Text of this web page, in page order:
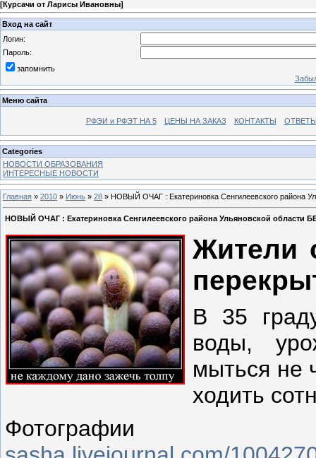
[Курсачи от Ларисы Ивановны]
Вход на сайт
Логин:
Пароль:
запомнить
Меню сайта
РФЭИ и РФЭТ НА 5 ЦЕНЫ НА ЗАКАЗ КОНТАКТЫ
Categories
НОВОСТИ ОБРАЗОВАНИЯ
ИНТЕРЕСНЫЕ НОВОСТИ
Главная » 2010 » Июнь » 28 » НОВЫЙ ОЧАГ : Екатериновка Сенгилеевского
НОВЫЙ ОЧАГ : Екатериновка Сенгилеевского района Ульяновской
Жители
В 35
воды,
мыться не
ходить